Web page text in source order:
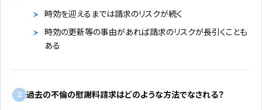
時効を迎えるまでは請求のリスクが続く
時効の更新等の事由があれば請求のリスクが長引くことも
ある
2 過去の不倫の慰謝料請求はどのような方法でなされる？